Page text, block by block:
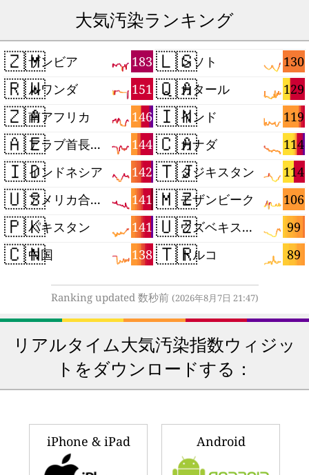
大気汚染ランキング
🇿🇲 183
ザンビア
🇷🇼 151
ルワンダ
🇿🇦 146
南アフリカ
🇦🇪 144
アラブ首長国連邦
🇮🇩 142
インドネシア
🇺🇸 141
アメリカ合衆国
🇵🇰 141
パキスタン
🇨🇳 138
中国
🇱🇸 130
レソト
🇶🇦 129
カタール
🇮🇳 119
インド
🇨🇦 114
カナダ
🇹🇯 114
タジキスタン
🇲🇿 106
モザンビーク
🇺🇿 99
ウズベキスタン
🇹🇷 89
トルコ
Ranking updated 数秒前 (2026年8月7日 21:47)
リアルタイム大気汚染指数ウィジッ
トをダウンロードする：
iPhone & iPad Android